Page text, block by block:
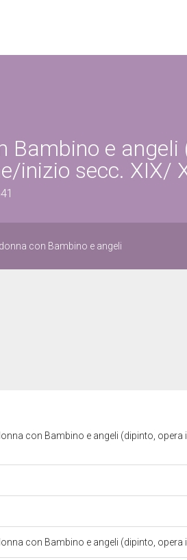
Bambino e angeli
inizio secc. XIX/
con Bambino e angeli
con Bambino e angeli (dipinto,
con Bambino e angeli (dipinto, opera